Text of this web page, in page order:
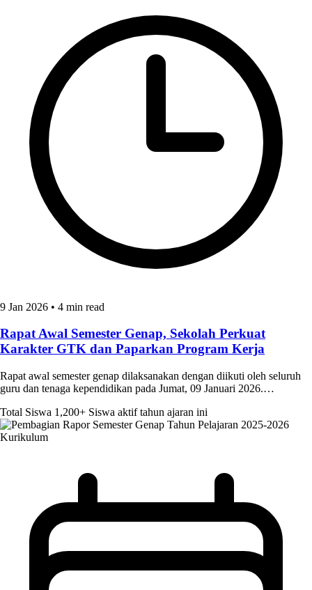
9 Jan 2026 • 4 min read
Rapat Awal Semester Genap, Sekolah Perkuat
Karakter GTK dan Paparkan Program Kerja
Rapat awal semester genap dilaksanakan dengan diikuti oleh seluruh
guru dan tenaga kependidikan pada Jumat, 09 Januari 2026.…
Total Siswa 1,200+ Siswa aktif tahun ajaran ini
Kurikulum